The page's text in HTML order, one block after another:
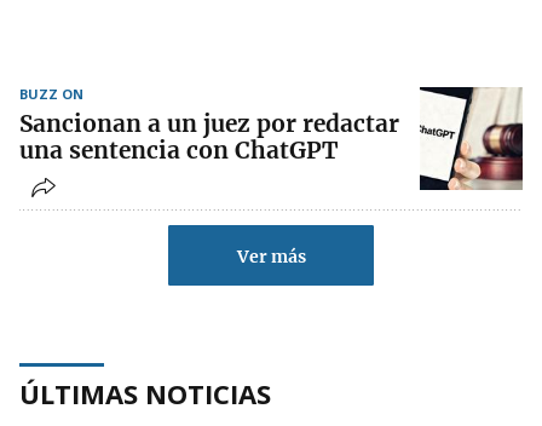
BUZZ ON
Sancionan a un juez por redactar
una sentencia con ChatGPT
Ver más
ÚLTIMAS NOTICIAS